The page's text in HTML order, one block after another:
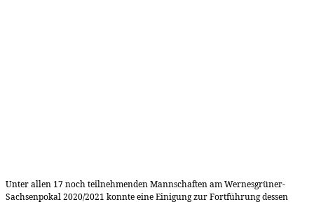
Unter allen 17 noch teilnehmenden Mannschaften am Wernesgrüner-
Sachsenpokal 2020/2021 konnte eine Einigung zur Fortführung dessen